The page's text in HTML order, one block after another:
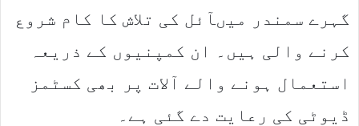
گہرے سمندر میںآئل کی تلاش کا کام شروع
کرنے والی ہیں۔ ان کمپنیوں کے ذریعہ
استعمال ہونے والے آلات پر بھی کسٹمز
ڈیوٹی کی رعایت دے گئی ہے۔